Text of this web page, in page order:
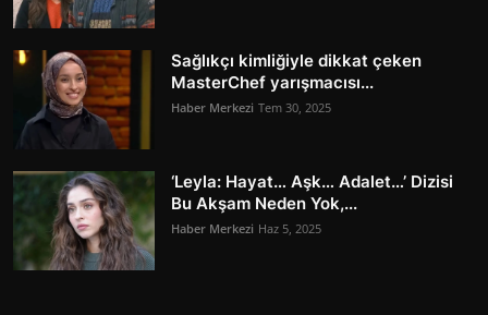
Sağlıkçı kimliğiyle dikkat çeken
MasterChef yarışmacısı...
Haber Merkezi Tem 30, 2025
‘Leyla: Hayat… Aşk… Adalet…’ Dizisi
Bu Akşam Neden Yok,...
Haber Merkezi Haz 5, 2025